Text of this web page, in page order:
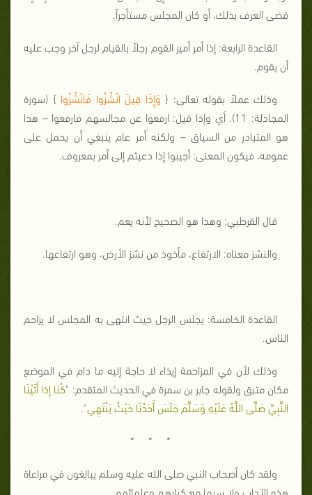
قضى العرف بذلك، أو كان المجلس مستأجراً.
القاعدة الرابعة: إذا أمر أمير القوم رجلاً بالقيام لرجل آخر وجب عليه
أن يقوم.
وذلك عملاً بقوله تعالى: { وَإِذَا قِيلَ انْشُزُوا فَانْشُزُوا} (سورة
المجادلة: 11). أي وإذا قيل: ارفعوا عن مجالسهم فارفعوا – هذا
هو المتبادر من السياق – ولكنه أمر عام ينبغي أن يحمل على
عمومه، فيكون المعنى: أجيبوا إذا دعيتم إلى أمر بمعروف.
قال القرطبي: وهذا هو الصحيح لأنه يعم.
والنشز معناه: الارتفاع، مأخوذ من نشز الأرض، وهو ارتفاعها.
القاعدة الخامسة: يجلس الرجل حيث انتهى به المجلس لا يزاحم
الناس.
وذلك لأن في المزاحمة إيذاء لا حاجة إليه ما دام في الموضع
مكان متبق ولقوله جابر بن سمرة في الحديث المتقدم: "كُنا إذا أَتَيْنَا
النَّبِيَّ صَلَّى اللَّهُ عَلَيْهِ وَسَلَّمَ جَلَسَ أَحَدُنَا حَيْثُ يَنْتَهِي".
* * *
ولقد كان أصحاب النبي صلى الله عليه وسلم يبالغون في مراعاة
هذه الآداب ولا سيما مع كبارهم وعلمائهم.